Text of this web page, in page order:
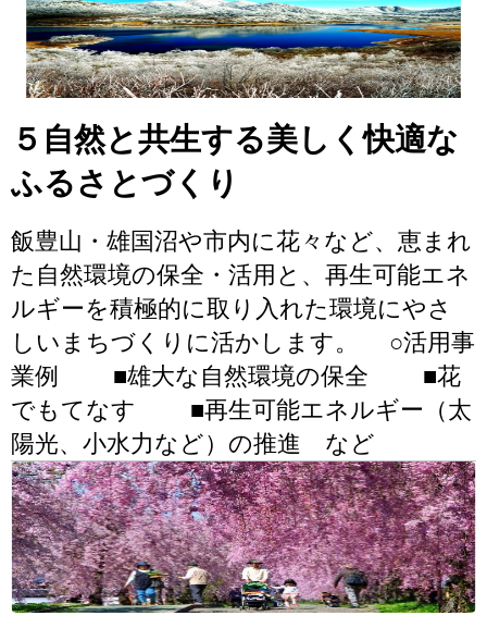
５自然と共生する美しく快適な
ふるさとづくり
飯豊山・雄国沼や市内に花々など、恵まれ
た自然環境の保全・活用と、再生可能エネ
ルギーを積極的に取り入れた環境にやさ
しいまちづくりに活かします。 ○活用事
業例 ■雄大な自然環境の保全 ■花
でもてなす ■再生可能エネルギー（太
陽光、小水力など）の推進 など